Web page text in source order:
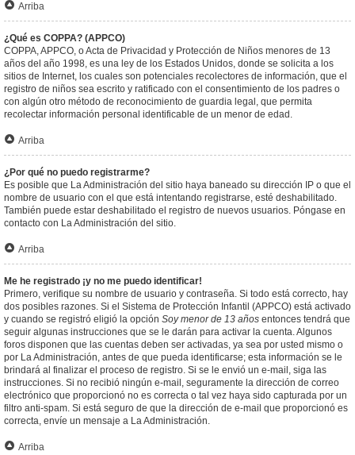
Arriba
¿Qué es COPPA? (APPCO)
COPPA, APPCO, o Acta de Privacidad y Protección de Niños menores de 13
años del año 1998, es una ley de los Estados Unidos, donde se solicita a los
sitios de Internet, los cuales son potenciales recolectores de información, que el
registro de niños sea escrito y ratificado con el consentimiento de los padres o
con algún otro método de reconocimiento de guardia legal, que permita
recolectar información personal identificable de un menor de edad.
Arriba
¿Por qué no puedo registrarme?
Es posible que La Administración del sitio haya baneado su dirección IP o que el
nombre de usuario con el que está intentando registrarse, esté deshabilitado.
También puede estar deshabilitado el registro de nuevos usuarios. Póngase en
contacto con La Administración del sitio.
Arriba
Me he registrado ¡y no me puedo identificar!
Primero, verifique su nombre de usuario y contraseña. Si todo está correcto, hay
dos posibles razones. Si el Sistema de Protección Infantil (APPCO) está activado
y cuando se registró eligió la opción Soy menor de 13 años entonces tendrá que
seguir algunas instrucciones que se le darán para activar la cuenta. Algunos
foros disponen que las cuentas deben ser activadas, ya sea por usted mismo o
por La Administración, antes de que pueda identificarse; esta información se le
brindará al finalizar el proceso de registro. Si se le envió un e-mail, siga las
instrucciones. Si no recibió ningún e-mail, seguramente la dirección de correo
electrónico que proporcionó no es correcta o tal vez haya sido capturada por un
filtro anti-spam. Si está seguro de que la dirección de e-mail que proporcionó es
correcta, envíe un mensaje a La Administración.
Arriba